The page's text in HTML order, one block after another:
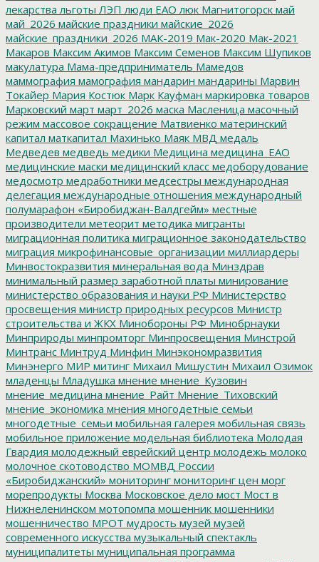
лекарства льготы ЛЭП люди ЕАО люк Магнитогорск май
май_2026 майские праздники майские_2026
майские_праздники_2026 МАК-2019 Мак-2020 Мак-2021
Макаров Максим Акимов Максим Семенов Максим Шупиков
макулатура Мама-предприниматель Мамедов
маммография мамография мандарин мандарины Марвин
Токайер Мария Костюк Марк Кауфман маркировка товаров
Марковский март март_2026 маска Масленица масочный
режим массовое сокращение Матвиенко материнский
капитал маткапитал Махинько Маяк МВД медаль
Медведев медведь медики Медицина медицина_ЕАО
медицинские маски медицинский класс медоборудование
медосмотр медработники медсестры международная
делегация международные отношения международный
полумарафон «Биробиджан-Валдгейм» местные
производители метеорит методика мигранты
миграционная политика миграционное законодательство
миграция микрофинансовые_организации миллиардеры
Минвостокразвития минеральная вода Минздрав
минимальный размер заработной платы минирование
министерство образования и науки РФ Министерство
просвещения министр природных ресурсов Министр
строительства и ЖКХ Минобороны РФ Минобрнауки
Минприроды минпромторг Минпросвещения Минстрой
Минтранс Минтруд Минфин Минэкономразвития
Минэнерго МИР митинг Михаил Мишустин Михаил Озимок
младенцы Младушка мнение мнение_Кузовин
мнение_медицина мнение_Райт Мнение_Тиховский
мнение_экономика мнения многодетные семьи
многодетные_семьи мобильная галерея мобильная связь
мобильное приложение модельная библиотека Молодая
Гвардия молодежный еврейский центр молодежь молоко
молочное скотоводство МОМВД России
«Биробиджанский» мониторинг мониторинг цен морг
морепродукты Москва Московское дело мост Мост в
Нижнеленинском мотопомпа мошенник мошенники
мошенничество МРОТ мудрость музей музей
современного искусства музыкальный спектакль
муниципалитеты муниципальная программа